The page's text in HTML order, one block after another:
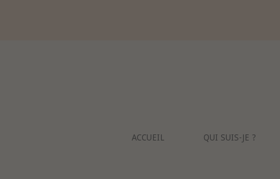
ACCUEIL QUI SUIS-JE ?